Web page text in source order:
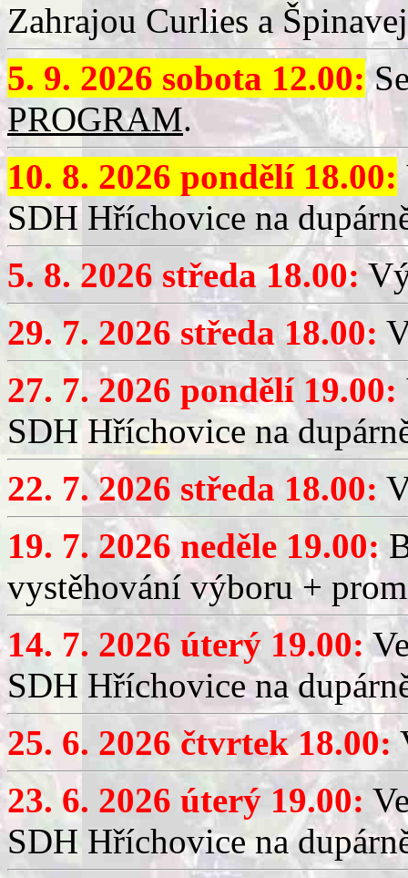
Zahrajou Curlies a
5. 9. 2026 sobota 12.00:
PROGRAM.
10. 8. 2026 pondělí 18.00:
SDH Hříchovice na
5. 8. 2026 středa 18.00:
29. 7. 2026 středa 18.00:
27. 7. 2026 pondělí 19.00:
SDH Hříchovice na
22. 7. 2026 středa 18.00:
19. 7. 2026 neděle 19.00:
vystěhování výboru +
14. 7. 2026 úterý 19.00:
SDH Hříchovice na
25. 6. 2026 čtvrtek 18.00:
23. 6. 2026 úterý 19.00:
SDH Hříchovice na